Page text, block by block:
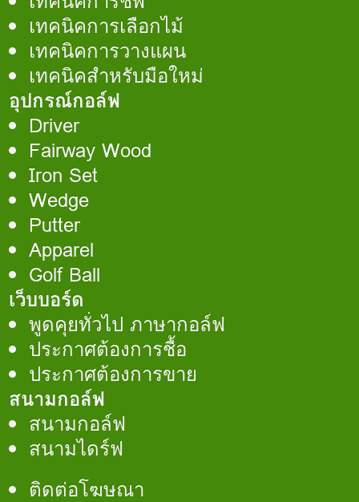
เทคนิคการเลือกไม้
เทคนิคการวางแผน
เทคนิคสำหรับมือใหม่
อุปกรณ์กอล์ฟ
Driver
Fairway Wood
Iron Set
Wedge
Putter
Apparel
Golf Ball
เว็บบอร์ด
พูดคุยทั่วไป ภาษากอล์ฟ
ประกาศต้องการชื้อ
ประกาศต้องการขาย
สนามกอล์ฟ
สนามกอล์ฟ
สนามไดร์ฟ
ติดต่อโฆษณา